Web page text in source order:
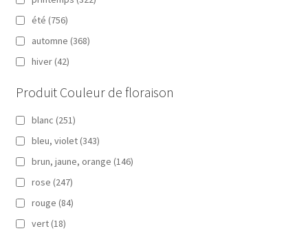
été (756)
automne (368)
hiver (42)
Produit Couleur de floraison
blanc (251)
bleu, violet (343)
brun, jaune, orange (146)
rose (247)
rouge (84)
vert (18)